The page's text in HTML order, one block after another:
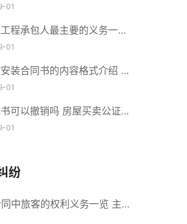
01
程承包人最主要的义务一览
同内容介绍
01
装合同书的内容格式介绍 一
这些条款
01
撤销吗 房屋买卖公证可
01
纷
中旅客的权利义务一览 主